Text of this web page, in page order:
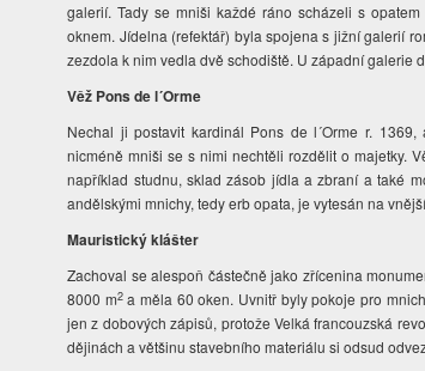
galerií. Tady se mniši každé ráno scházeli s
oknem. Jídelna (refektář) byla spojena s jižní galerií
zezdola k nim vedla dvě schodiště. U západní galerie
Věž Pons de l´Orme
Nechal ji postavit kardinál Pons de l´Orme r.
nicméně mniši se s nimi nechtěli rozdělit o majetky.
například studnu, sklad zásob jídla a zbraní a také
andělskými mnichy, tedy erb opata, je vytesán na
Mauristický klášter
Zachoval se alespoň částečně jako zřícenina
8000 m2 a měla 60 oken. Uvnitř byly pokoje pro
jen z dobových zápisů, protože Velká francouzská
dějinách a většinu stavebního materiálu si odsud